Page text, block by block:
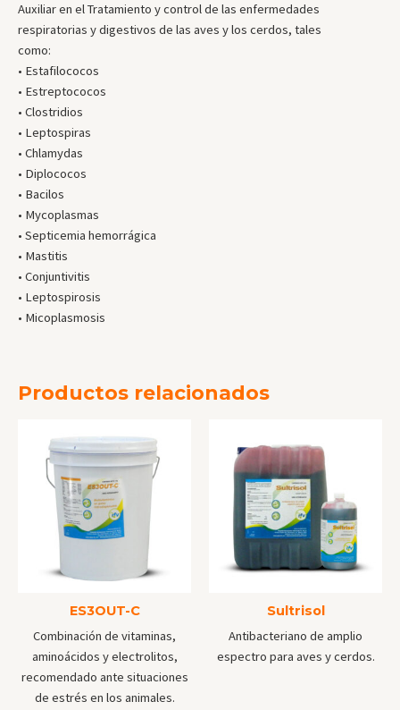
Auxiliar en el Tratamiento y control de las enfermedades
respiratorias y digestivos de las aves y los cerdos, tales
como:
• Estafilococos
• Estreptococos
• Clostridios
• Leptospiras
• Chlamydas
• Diplococos
• Bacilos
• Mycoplasmas
• Septicemia hemorrágica
• Mastitis
• Conjuntivitis
• Leptospirosis
• Micoplasmosis
Productos relacionados
ES3OUT-C
Combinación de vitaminas,
aminoácidos y electrolitos,
recomendado ante situaciones
de estrés en los animales.
Sultrisol
Antibacteriano de amplio
espectro para aves y cerdos.